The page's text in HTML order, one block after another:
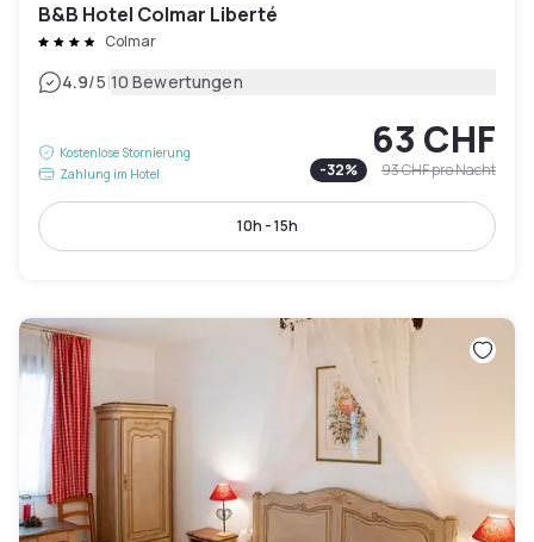
B&B Hotel Colmar Liberté
Colmar
4.9/5|10 Bewertungen
Kostenlose Stornierung
Zahlung im Hotel
63 CHF
-32% 93 CHFpro Nacht
10h - 15h